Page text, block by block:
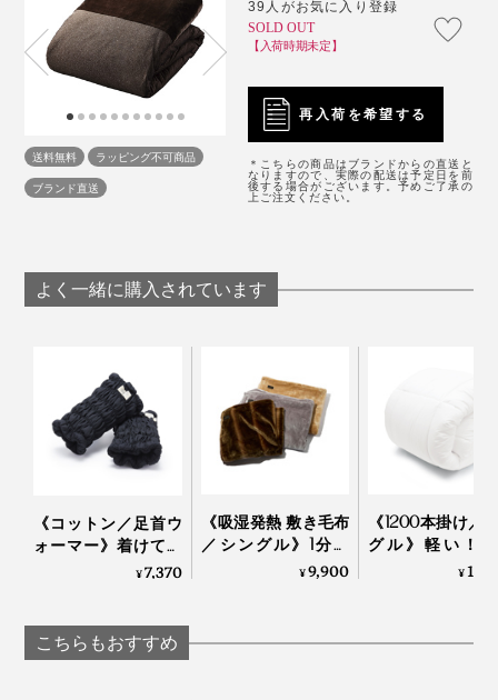
複数の素材を組み合わせることで、それぞれの役割を助
長し合い、快適な睡眠環境をつくり出しています。
ちまたの毛布素材の布団カバーとはまったくの別モノ。
送料無料
ラッピング不可商品
ブランド直送
39人がお気に入り登録
SOLD OUT
【入荷時期未定】
再入荷を希望する
＊こちらの商品はブランドからの直送と
なりますので、実際の配送は予定日を前
後する場合がございます。予めご了承の
上ご注文ください。
よく一緒に購入されています
《コットン／足首ウ
ォーマー》着けてい
ることを忘れる肌触
策に「足首ウォーマ
ー」 | IONDOCTOR
¥7,370
《吸湿発熱 敷き毛布
／シングル》1分で
5℃アップ！ 軽さと
¥9,900
《1200本掛け／
グル》軽い！
い！プロ向け防
¥
こちらもおすすめ